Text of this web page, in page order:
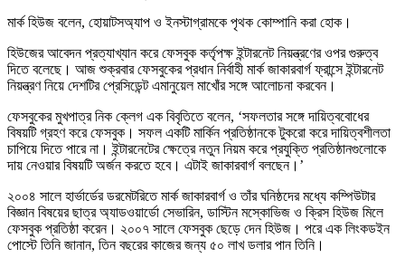
মার্ক হিউজ বলেন, হোয়াটসঅ্যাপ ও ইনস্টাগ্রামকে পৃথক কোম্পানি করা হোক।
হিউজের আবেদন প্রত্যাখ্যান করে ফেসবুক কর্তৃপক্ষ ইন্টারনেট নিয়ন্ত্রণের ওপর গুরুত্ব
দিতে বলেছে। আজ শুক্রবার ফেসবুকের প্রধান নির্বাহী মার্ক জাকারবার্গ ফ্রান্সে ইন্টারনেট
নিয়ন্ত্রণ নিয়ে দেশটির প্রেসিডেন্ট এমানুয়েল মাখোঁর সঙ্গে আলোচনা করবেন।
ফেসবুকের মুখপাত্র নিক ক্লেগ এক বিবৃতিতে বলেন, ‘সফলতার সঙ্গে দায়িত্ববোধের
বিষয়টি গ্রহণ করে ফেসবুক। সফল একটি মার্কিন প্রতিষ্ঠানকে টুকরো করে দায়িত্বশীলতা
চাপিয়ে দিতে পারে না। ইন্টারনেটের ক্ষেত্রে নতুন নিয়ম করে প্রযুক্তি প্রতিষ্ঠানগুলোকে
দায় নেওয়ার বিষয়টি অর্জন করতে হবে। এটাই জাকারবার্গ বলছেন।’
২০০৪ সালে হার্ভার্ডের ডরমেটরিতে মার্ক জাকারবার্গ ও তাঁর ঘনিষ্ঠদের মধ্যে কম্পিউটার
বিজ্ঞান বিষয়ের ছাত্র অ্যাডওয়ার্ডো সেভারিন, ডাস্টিন মস্কোভিজ ও ক্রিস হিউজ মিলে
ফেসবুক প্রতিষ্ঠা করেন। ২০০৭ সালে ফেসবুক ছেড়ে দেন হিউজ। পরে এক লিংকডইন
পোস্টে তিনি জানান, তিন বছরের কাজের জন্য ৫০ লাখ ডলার পান তিনি।